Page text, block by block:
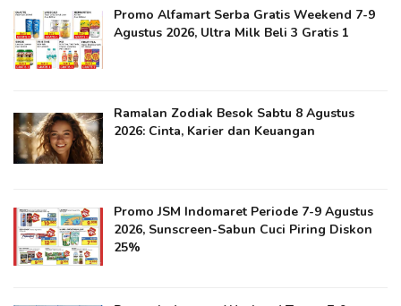
Promo Alfamart Serba Gratis Weekend 7-9
Agustus 2026, Ultra Milk Beli 3 Gratis 1
Ramalan Zodiak Besok Sabtu 8 Agustus
2026: Cinta, Karier dan Keuangan
Promo JSM Indomaret Periode 7-9 Agustus
2026, Sunscreen-Sabun Cuci Piring Diskon
25%